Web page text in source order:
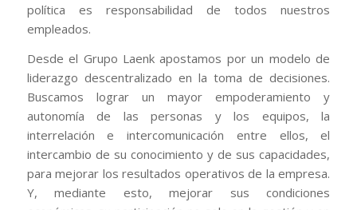
política es responsabilidad de todos nuestros
empleados.
Desde el Grupo Laenk apostamos por un modelo de
liderazgo descentralizado en la toma de decisiones.
Buscamos lograr un mayor empoderamiento y
autonomía de las personas y los equipos, la
interrelación e intercomunicación entre ellos, el
intercambio de su conocimiento y de sus capacidades,
para mejorar los resultados operativos de la empresa.
Y, mediante esto, mejorar sus condiciones